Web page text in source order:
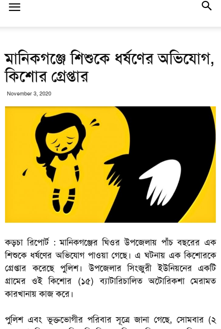
মানিকগঞ্জে শিশুকে ধর্ষণের অভিযোগ,
কিশোর গ্রেপ্তার
November 3, 2020
কড়চা রিপোর্ট : মানিকগঞ্জের ঘিওর উপজেলায় পাঁচ বছরের এক
শিশুকে ধর্ষণের অভিযোগ পাওয়া গেছে। এ ঘটনায় এক কিশোরকে
গ্রেপ্তার করেছে পুলিশ। উপজেলার সিংজুরী ইউনিয়নের একটি
গ্রামের ওই কিশোর (১৫) ব্যাটারিচালিত অটোরিকশা মেরামত
কারখানায় কাজ করে।
পুলিশ এবং ভূক্তভোগীর পরিবার সূত্রে জানা গেছে, সোমবার (২